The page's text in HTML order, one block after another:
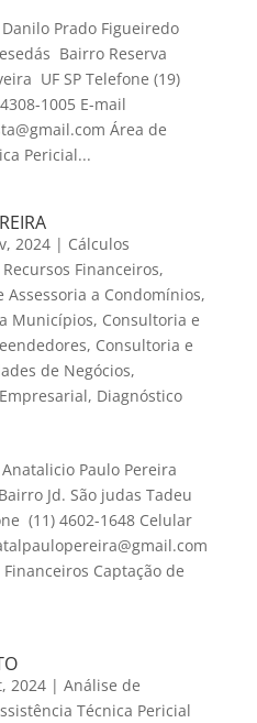
Prado Figueiredo
Bairro Reserva
UF SP Telefone (19)
1005 E-mail
Área de
Pericial...
2024| Cálculos
Financeiros,
Assessoria a Condomínios,
Municípios, Consultoria e
, Consultoria e
de Negócios,
, Diagnóstico
Paulo Pereira
Jd. São judas Tadeu
(11) 4602-1648 Celular
Captação de
2024| Análise de
Técnica Pericial